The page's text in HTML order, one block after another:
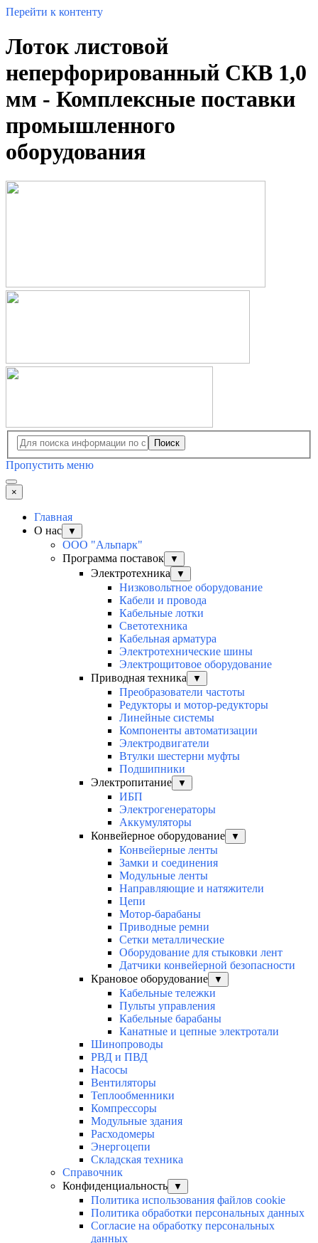
Перейти к контенту
Лоток листовой
неперфорированный СКВ 1,0
мм - Комплексные поставки
промышленного
оборудования
Поиск
Пропустить меню
×
Главная
О нас
▼
ООО "Альпарк"
Программа поставок
▼
Электротехника ▼
Низковольтное оборудование
Кабели и провода
Кабельные лотки
Светотехника
Кабельная арматура
Электротехнические шины
Электрощитовое оборудование
Приводная техника
▼
Преобразователи частоты
Редукторы и мотор-редукторы
Линейные системы
Компоненты автоматизации
Электродвигатели
Втулки шестерни муфты
Подшипники
Электропитание
▼
ИБП
Электрогенераторы
Аккумуляторы
Конвейерное оборудование
▼
Конвейерные ленты
Замки и соединения
Модульные ленты
Направляющие и натяжители
Цепи
Мотор-барабаны
Приводные ремни
Сетки металлические
Оборудование для стыковки лент
Датчики конвейерной безопасности
Крановое оборудование
▼
Кабельные тележки
Пульты управления
Кабельные барабаны
Канатные и цепные электротали
Шинопроводы
РВД и ПВД
Насосы
Вентиляторы
Теплообменники
Компрессоры
Модульные здания
Расходомеры
Энергоцепи
Складская техника
Справочник
Конфиденциальность
▼
Политика использования файлов cookie
Политика обработки персональных данных
Согласие на обработку персональных
данных